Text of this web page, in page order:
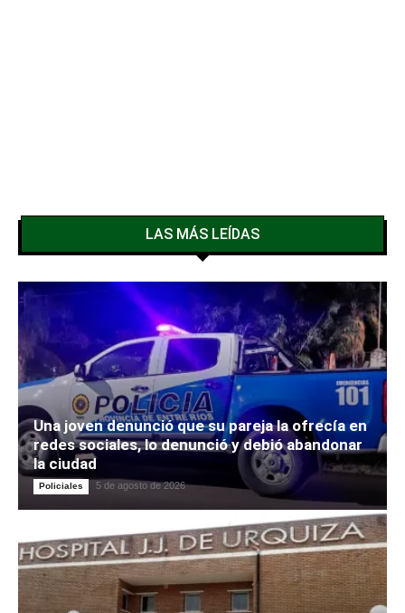
LAS MÁS LEÍDAS
Una joven denunció que su pareja la ofrecía en
redes sociales, lo denunció y debió abandonar
la ciudad
Policiales 5 de agosto de 2026